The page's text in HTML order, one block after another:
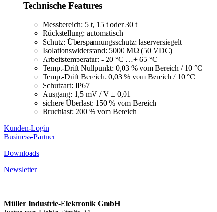
Technische Features
Messbereich: 5 t, 15 t oder 30 t
Rückstellung: automatisch
Schutz: Überspannungsschutz; laserversiegelt
Isolationswiderstand: 5000 MΩ (50 VDC)
Arbeitstemperatur: - 20 °C …+ 65 °C
Temp.-Drift Nullpunkt: 0,03 % vom Bereich / 10 °C
Temp.-Drift Bereich: 0,03 % vom Bereich / 10 °C
Schutzart: IP67
Ausgang: 1,5 mV / V ± 0,01
sichere Überlast: 150 % vom Bereich
Bruchlast: 200 % vom Bereich
Kunden-Login
Business-Partner
Downloads
Newsletter
Müller Industrie-Elektronik GmbH